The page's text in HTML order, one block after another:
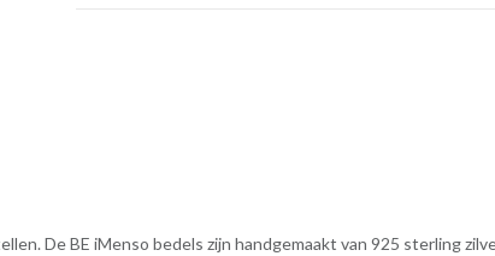
De BE iMenso bedels zijn handgemaakt van 925 sterling